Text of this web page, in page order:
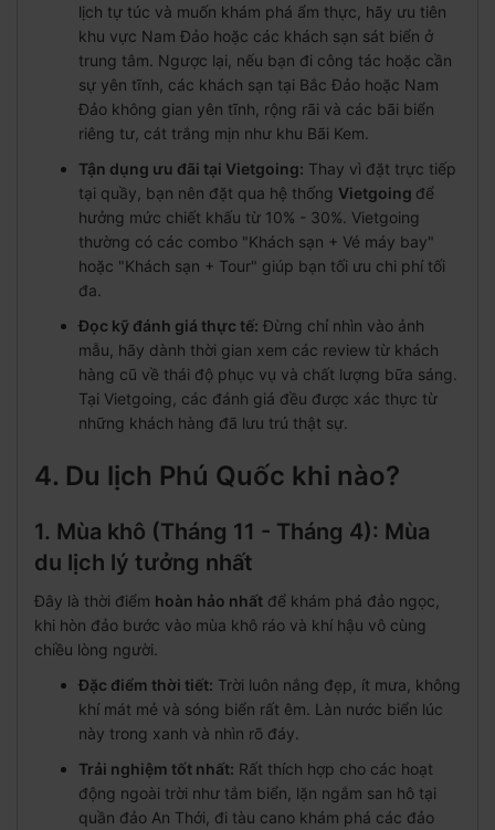
lịch tự túc và muốn khám phá ẩm thực, hãy ưu tiên
khu vực Nam Đảo hoặc các khách sạn sát biển ở
trung tâm. Ngược lại, nếu bạn đi công tác hoặc cần
sự yên tĩnh, các khách sạn tại Bắc Đảo hoặc Nam
Đảo không gian yên tĩnh, rộng rãi và các bãi biển
riêng tư, cát trắng mịn như khu Bãi Kem.
Tận dụng ưu đãi tại Vietgoing: Thay vì đặt trực tiếp
tại quầy, bạn nên đặt qua hệ thống Vietgoing để
hưởng mức chiết khấu từ 10% - 30%. Vietgoing
thường có các combo "Khách sạn + Vé máy bay"
hoặc "Khách sạn + Tour" giúp bạn tối ưu chi phí tối
đa.
Đọc kỹ đánh giá thực tế: Đừng chỉ nhìn vào ảnh
mẫu, hãy dành thời gian xem các review từ khách
hàng cũ về thái độ phục vụ và chất lượng bữa sáng.
Tại Vietgoing, các đánh giá đều được xác thực từ
những khách hàng đã lưu trú thật sự.
4. Du lịch Phú Quốc khi nào?
1. Mùa khô (Tháng 11 - Tháng 4): Mùa
du lịch lý tưởng nhất
Đây là thời điểm hoàn hảo nhất để khám phá đảo ngọc,
khi hòn đảo bước vào mùa khô ráo và khí hậu vô cùng
chiều lòng người.
Đặc điểm thời tiết: Trời luôn nắng đẹp, ít mưa, không
khí mát mẻ và sóng biển rất êm. Làn nước biển lúc
này trong xanh và nhìn rõ đáy.
Trải nghiệm tốt nhất: Rất thích hợp cho các hoạt
động ngoài trời như tắm biển, lặn ngắm san hô tại
quần đảo An Thới, đi tàu cano khám phá các đảo